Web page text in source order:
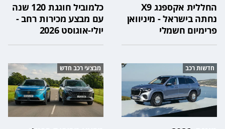
החללית אקספנג X9
נחתה בישראל - מיניוואן
פרימיום חשמלי
כלמוביל חוגגת 120 שנה
עם מבצע מכירות רחב -
יולי-אוגוסט 2026
חדשות רכב מבצעי רכב חדש